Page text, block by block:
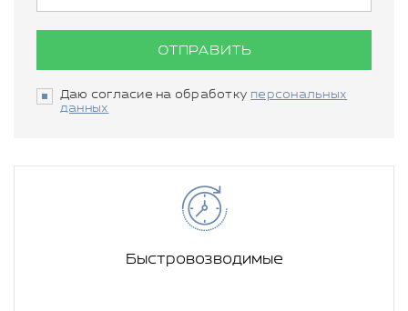
ОТПРАВИТЬ
Даю согласие на обработку персональных
данных
Быстровозводимые